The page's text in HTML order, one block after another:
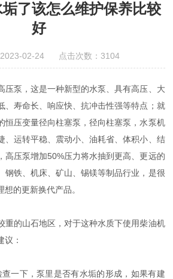
了该怎么维护保养比较
好
2023-02-24 点击次数：3104
压泵，这是一种新型的水泵、具有高压、大
、寿命长、响应快、抗冲击性强等特点；就
恒压变量径向柱塞泵，径向柱塞泵，水泵机
、运转平稳、震动小、油耗省、体积小、结
高压泵增加50%压力将水抽到更高、更远的
钢铁、机床、矿山、锡镁等制品行业，是很
的更新换代产品。
的山石地区，对于这种水质下使用柴油机
议：
下，泵里是否有水垢的形成，如果有建